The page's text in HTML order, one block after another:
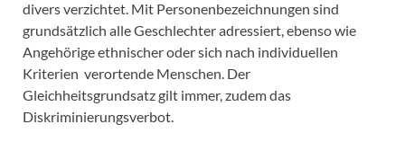
divers verzichtet. Mit Personenbezeichnungen sind
grundsätzlich alle Geschlechter adressiert, ebenso wie
Angehörige ethnischer oder sich nach individuellen
Kriterien verortende Menschen. Der
Gleichheitsgrundsatz gilt immer, zudem das
Diskriminierungsverbot.